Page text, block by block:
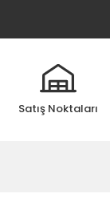
Satış Noktaları